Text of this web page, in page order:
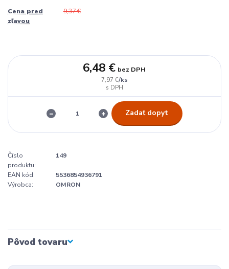
Cena pred
zľavou
9,37 €
7,97 €/ks
6,48 € bez DPH
Zadať dopyt
Číslo
produktu:
149
EAN kód:
5536854936791
Výrobca:
OMRON
Pôvod tovaru